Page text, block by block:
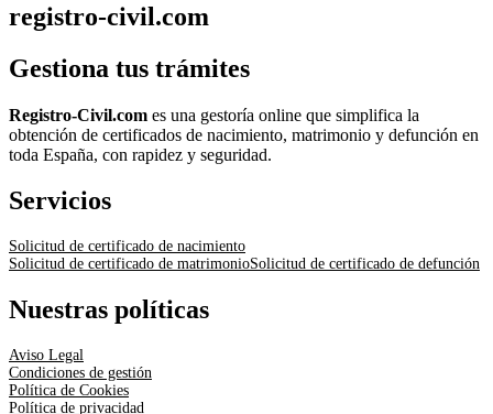
registro-civil.com
Gestiona tus trámites
Registro-Civil.com es una gestoría online que simplifica la
obtención de certificados de nacimiento, matrimonio y defunción en
toda España, con rapidez y seguridad.
Servicios
Solicitud de certificado de nacimiento
Solicitud de certificado de matrimonioSolicitud de certificado de defunción
Nuestras políticas
Aviso Legal
Condiciones de gestión
Política de Cookies
Política de privacidad